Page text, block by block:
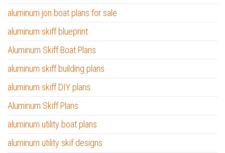
aluminum jon boat plans for sale
aluminum skiff blueprint
Aluminum Skiff Boat Plans
aluminum skiff building plans
aluminum skiff DIY plans
Aluminum Skiff Plans
aluminum utility boat plans
aluminum utility skif designs